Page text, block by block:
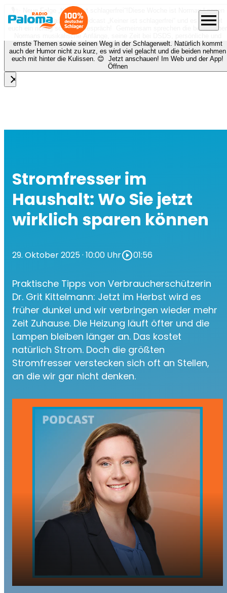
🎙️✨ Neue Folge „Keiner ist schlagerfrei“!
Diese Woche ist Norman Langen
bei Nora zu Gast beim Podcast „Keiner ist schlagerfrei“ und es erwartet
euch ein richtig schönes Gespräch! Gemeinsam sprechen die beiden über
Normans musikalische Anfänge, seine Zeit bei DSDS, persönliche und
ernste Themen sowie seinen Weg in der Schlagerwelt. Natürlich kommt
auch der Humor nicht zu kurz, es wird viel gelacht und die beiden nehmen
euch mit hinter die Kulissen. 😊 Jetzt anschauen! Im Web und der App!
Öffnen
close
menu
Stromfresser im
Haushalt: Wo Sie jetzt
wirklich sparen können
29. Oktober 2025· 10:00 Uhrplay_circle_outline01:56
Praktische Tipps von Verbraucherschützerin
Dr. Grit Kittelmann: Jetzt im Herbst wird es
früher dunkel und wir verbringen wieder mehr
Zeit Zuhause. Die Heizung läuft öfter und die
Lampen bleiben länger an. Das kostet
natürlich Strom. Doch die größten
Stromfresser verstecken sich oft an Stellen,
an die wir gar nicht denken.